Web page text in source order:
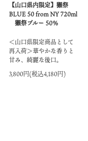
【山口県内限定】獺祭
BLUE 50 from NY 720ml
獺祭ブルー 50％
＜山口県限定商品として
再入荷＞華やかな香りと
甘み、綺麗な後口。
3,800円(税込4,180円)